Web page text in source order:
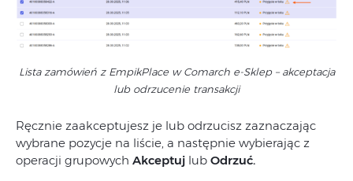
Lista zamówień z EmpikPlace w Comarch e-Sklep – akceptacja
lub odrzucenie transakcji
Ręcznie zaakceptujesz je lub odrzucisz zaznaczając
wybrane pozycje na liście, a następnie wybierając z
operacji grupowych Akceptuj lub Odrzuć.